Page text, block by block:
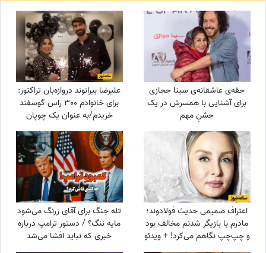
حقه‌ی عاشقانه‌ی سینا حجازی
برای آشنایی با همسرش در یک
جشنِ مهم
علیرضا بیرانوند دروازه‌بان تراکتور:
برای خانوادم 300 راس گوسفند
خریدم/به عنوان یک چوپان
همیشه سنگ در دستانم بود تا از
گوسفندان مراقبت کنم
اعتراف صمیمی حدیث فولادوند؛
مادرم با بازیگر شدنم مخالف بود
و چپ‌چپ نگاهم می‌کرد! + ویدئو
تله جنگ برای آقای زرنگ می‌شود
مایه ننگ؟ / دستور ترامپ درباره
خبری که نباید افشا می‌شد